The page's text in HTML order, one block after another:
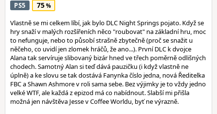
PS5 75
Vlastně se mi celkem líbí, jak bylo DLC Night Springs pojato. Když se
hry snaží v malých rozšířeních něco "roubovat" na základní hru, moc
to nefunguje, nebo to působí strašně zbytečně (proč se snažit u
něčeho, co uvidí jen zlomek hráčů, že ano...). První DLC k dvojce
Alana tak servíruje slibovaný bizár hned ve třech poměrně odlišných
chodech. Samotný Alan si teď dává pauzičku (i když vlastně ne
úplně) a ke slovu se tak dostává Fanynka číslo jedna, nová Ředitelka
FBC a Shawn Ashmore v roli sama sebe. Bez výjimky je to vždy jedno
velké WTF, ale každá z epizod má co nabídnout. Slabší mi přišla
možná jen návštěva Jesse v Coffee Worldu, byť ne výrazně.